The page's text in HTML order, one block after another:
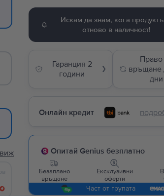
виж
Искам да знам, кога
отново в наличност!
Гаранция 2
години
❯
Право
връщане
дни
Онлайн кредит
Опитай Genius безплатно
Безаплано
връщане
Ексклузивни
оферти
Част от групата